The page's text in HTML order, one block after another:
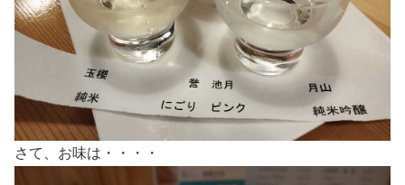
さて、お味は・・・・